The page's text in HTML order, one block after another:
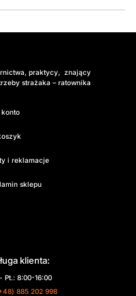
praktycy, znający
strażaka – ratownika
i reklamacje
sklepu
klienta:
Pt.: 8:00-16:00
885 202 998